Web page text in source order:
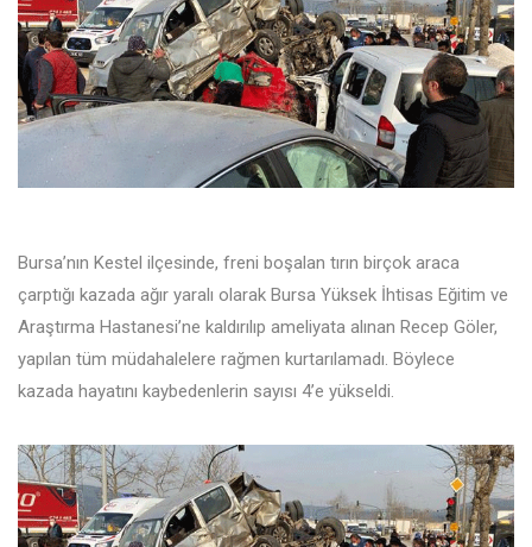
Bursa’nın Kestel ilçesinde, freni boşalan tırın birçok araca
çarptığı kazada ağır yaralı olarak Bursa Yüksek İhtisas Eğitim ve
Araştırma Hastanesi’ne kaldırılıp ameliyata alınan Recep Göler,
yapılan tüm müdahalelere rağmen kurtarılamadı. Böylece
kazada hayatını kaybedenlerin sayısı 4’e yükseldi.